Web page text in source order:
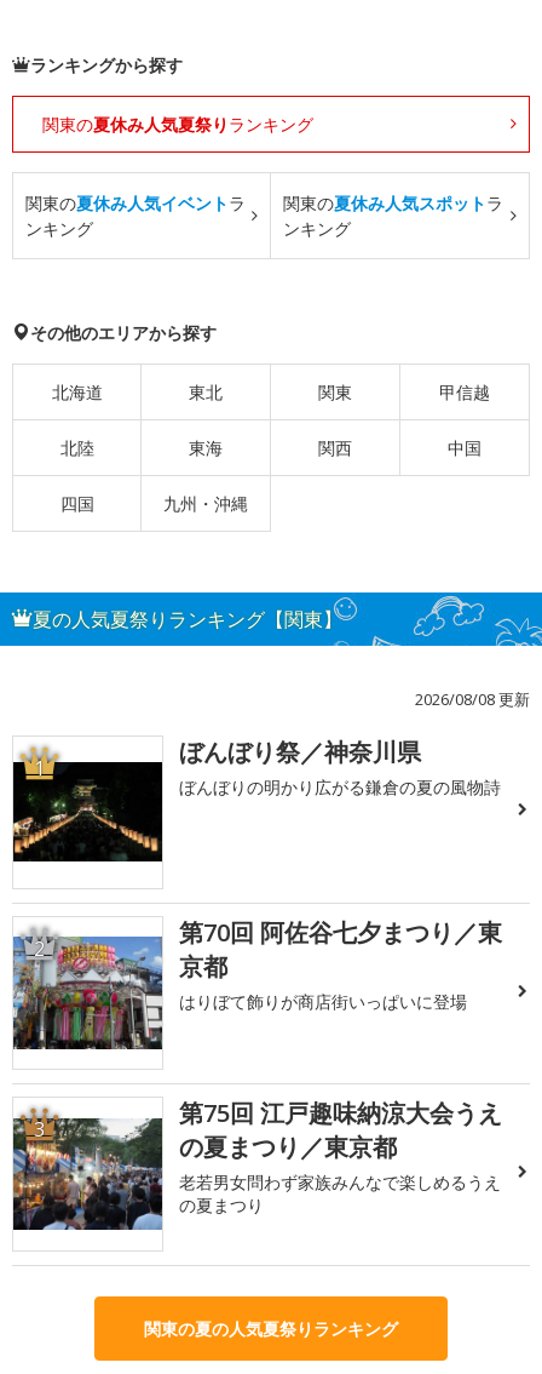
ランキングから探す
関東の夏休み人気夏祭り ランキング
関東の夏休み人気イベントラ
ンキング
関東の夏休み人気スポットラ
ンキング
その他のエリアから探す
北海道 東北 関東 甲信越
北陸 東海 関西 中国
四国 九州・沖縄
夏の人気夏祭りランキング【関東】
2026/08/08 更新
1 ぼんぼり祭／神奈川県
ぼんぼりの明かり広がる鎌倉の夏の風物詩
2
第70回 阿佐谷七夕まつり／東
京都
はりぼて飾りが商店街いっぱいに登場
3
第75回 江戸趣味納涼大会うえ
の夏まつり／東京都
老若男女問わず家族みんなで楽しめるうえ
の夏まつり
関東の夏の人気夏祭りランキング